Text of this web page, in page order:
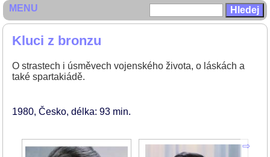
Kluci z bronzu
O strastech i úsměvech vojenského života, o láskách a
také spartakiádě.
1980 Česko délka: 93 min
MENU